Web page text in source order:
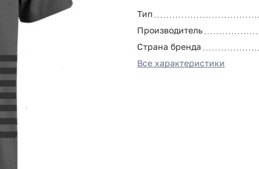
Тип
Производитель
Страна бренда
Все характеристики